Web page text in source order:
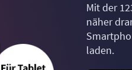
Mit der
näher
laden.